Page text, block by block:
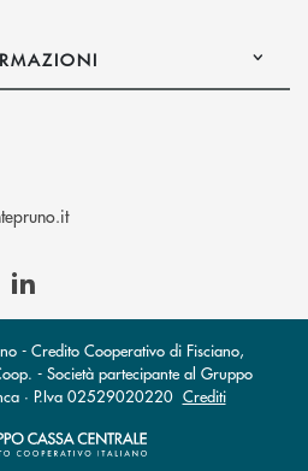
(si apre l’app di posta
- Credito Cooperativo di Fisciano,
- Società partecipante al Gruppo
· P.Iva 02529020220 Crediti